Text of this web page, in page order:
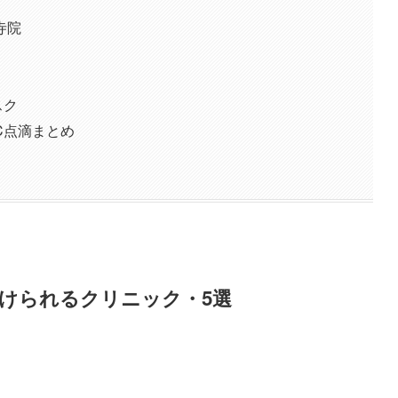
院
滴まとめ
られるクリニック・5選